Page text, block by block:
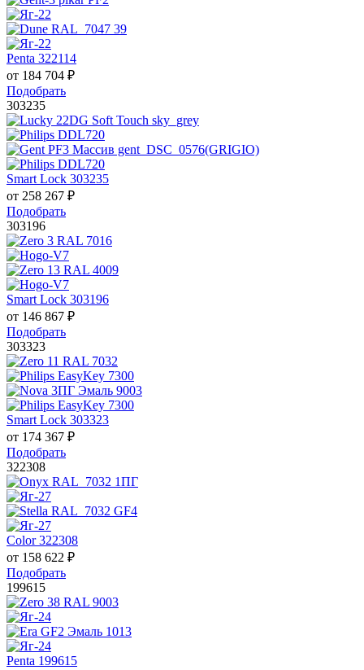
Penta 322114
от 184 704 ₽
Подобрать
303235
Smart Lock 303235
от 258 267 ₽
Подобрать
303196
Smart Lock 303196
от 146 867 ₽
Подобрать
303323
Smart Lock 303323
от 174 367 ₽
Подобрать
322308
Color 322308
от 158 622 ₽
Подобрать
199615
Penta 199615